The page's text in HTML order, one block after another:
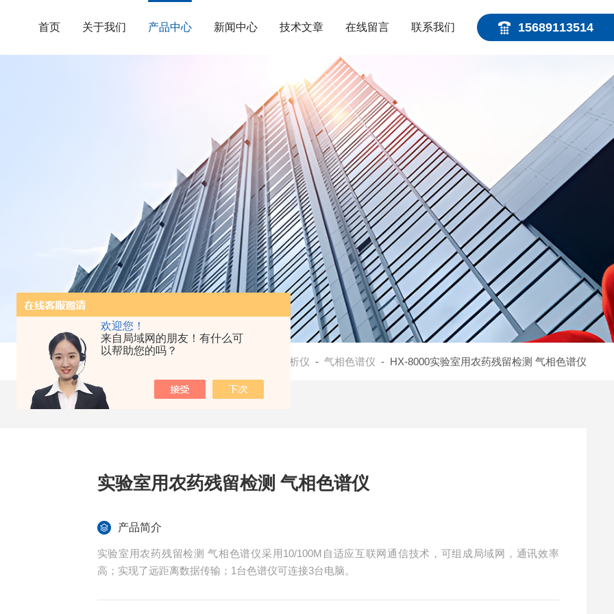
欢迎您！
来自局域网的朋友！有什么可
以帮助您的吗？
15689113514
首页 关于我们 产品中心 新闻中心 技术文章 在线留言 联系我们
实验室分析仪 - 气相色谱仪 - HX-8000实验室用农药残留检测 气相色谱仪
实验室用农药残留检测 气相色谱仪
产品简介
实验室用农药残留检测 气相色谱仪采用10/100M自适应互联网通信技术，可组成局域网，通讯效率
高；实现了远距离数据传输；1台色谱仪可连接3台电脑。